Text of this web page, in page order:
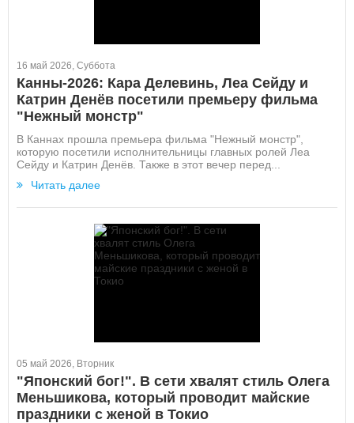
16 май 2026, Суббота
Канны-2026: Кара Делевинь, Леа Сейду и
Катрин Денёв посетили премьеру фильма
"Нежный монстр"
В Каннах прошла премьера фильма "Нежный монстр",
которую посетили исполнительницы главных ролей Леа
Сейду и Катрин Денёв. Также в этот вечер перед...
Читать далее
05 май 2026, Вторник
"Японский бог!". В сети хвалят стиль Олега
Меньшикова, который проводит майские
праздники с женой в Токио